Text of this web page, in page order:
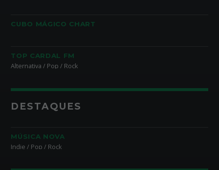
CUBO MÁGICO CHART
TOP CARDAL FM
Alternativa / Pop / Rock
DESTAQUES
MÚSICA NOVA
Indie / Pop / Rock